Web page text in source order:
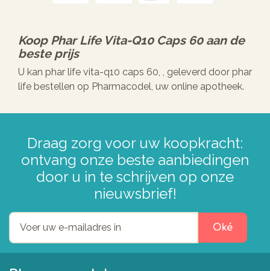
Koop Phar Life Vita-Q10 Caps 60aan de
beste prijs
U kan phar life vita-q10 caps 60, , geleverd door phar
life bestellen op Pharmacodel, uw online apotheek.
Draag zorg voor uw koopkracht:
ontvang onze beste aanbiedingen
door u in te schrijven op onze
nieuwsbrief!
Oké